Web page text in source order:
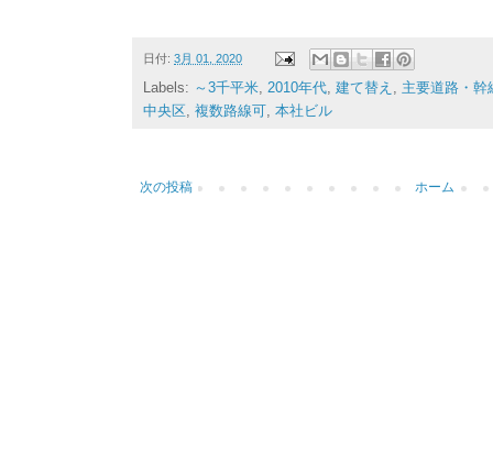
日付: 3月 01, 2020
Labels: ～3千平米, 2010年代, 建て替え , 主要道路・幹
中央区, 複数路線可, 本社ビル
次の投稿 ホーム